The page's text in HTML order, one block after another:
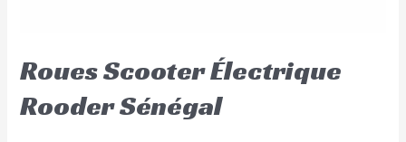
Roues Scooter Électrique
Rooder Sénégal